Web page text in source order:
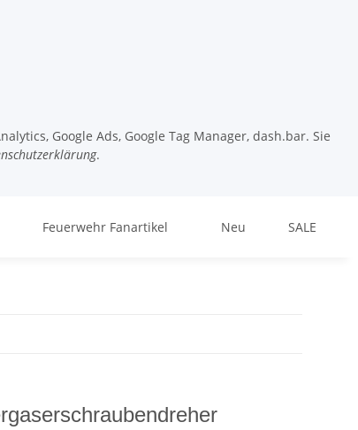
Google Ads, Google Tag Manager, dash.bar. Sie
.
Feuerwehr Fanartikel Neu SALE